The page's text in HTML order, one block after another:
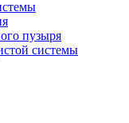
пузыря
системы